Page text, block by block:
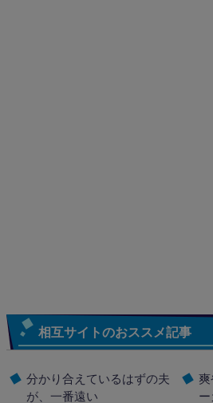
相互サイトのおススメ記事
分かり合えているはずの夫
が、一番遠い
爽
ー